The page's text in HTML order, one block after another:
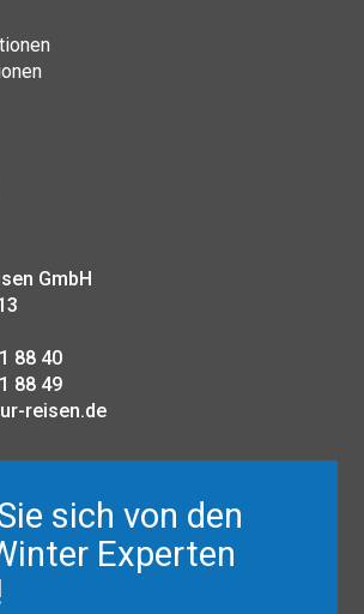
GmbH
88 40
88 49
reisen.de
sich von den
Experten